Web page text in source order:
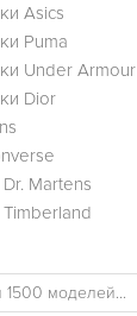
Asics
Puma
Under Armour
Dior
Martens